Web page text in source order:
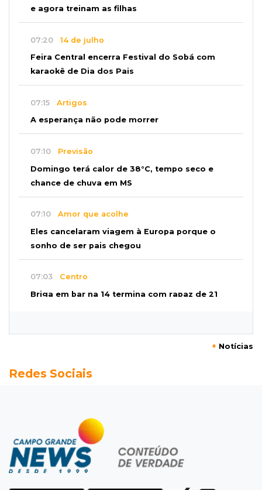
e agora treinam as filhas
07:20 14 de julho
Feira Central encerra Festival do Sobá com
karaokê de Dia dos Pais
07:15 Artigos
A esperança não pode morrer
07:10 Previsão
Domingo terá calor de 38°C, tempo seco e
chance de chuva em MS
07:10 Amor que acolhe
Eles cancelaram viagem à Europa porque o
sonho de ser pais chegou
07:03 Centro
Briga em bar na 14 termina com rapaz de 21
promessas, mas deixam a conta para depois
Domingo é dia de Festival do Sobá e feiras em
homenagem aos pais
SÁBADO, 08 DE AGOSTO
+ Notícias
Redes Sociais